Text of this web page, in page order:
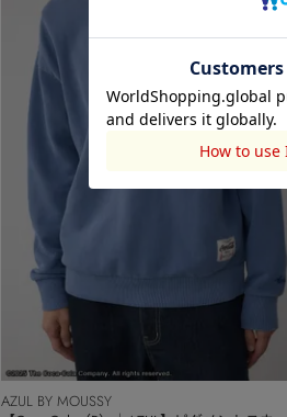
AZUL BY MOUSSY